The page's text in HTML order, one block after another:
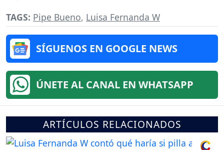
TAGS: Pipe Bueno, Luisa Fernanda W
SÍGUENOS EN GOOGLE NEWS
ÚNETE AL CANAL EN WHATSAPP
ARTÍCULOS RELACIONADOS